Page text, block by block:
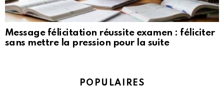
Message félicitation réussite examen : féliciter
sans mettre la pression pour la suite
POPULAIRES